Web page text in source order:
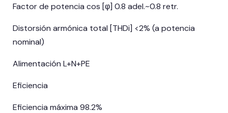
Factor de potencia cos [φ] 0.8 adel.~0.8 retr.
Distorsión armónica total [THDi] <2% (a potencia
nominal)
Alimentación L+N+PE
Eficiencia
Eficiencia máxima 98.2%